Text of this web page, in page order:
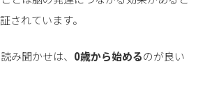
されています。
み聞かせは、 0歳から始めるのが良い